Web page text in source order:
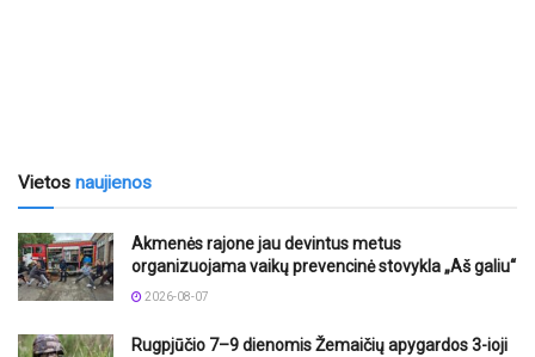
Vietos naujienos
Akmenės rajone jau devintus metus
organizuojama vaikų prevencinė stovykla „Aš galiu“
2026-08-07
Rugpjūčio 7–9 dienomis Žemaičių apygardos 3-ioji